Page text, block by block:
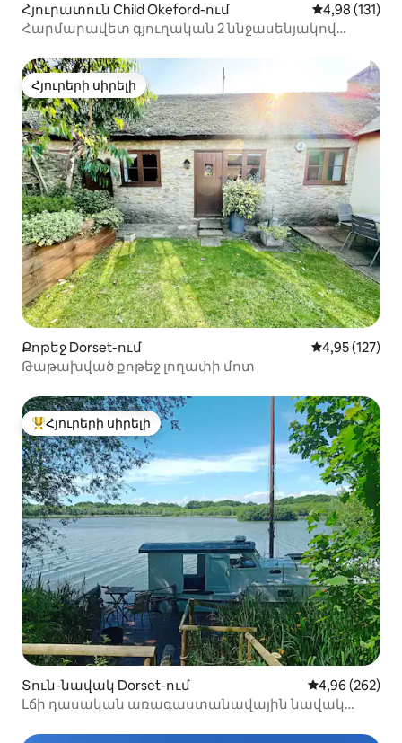
Հյուրատուն Child Okeford-ում Միջին
4,98 (131)
Հարմարավետ գյուղական 2 ննջասենյակով
Հյուրերի սիրելի
Հյուրերի սիրելի
Քոթեջ Dorset-ում Միջին
4,95 (127)
Թաթախված քոթեջ լողափի մոտ
Հյուրերի սիրելի լավագույն տները
Հյուրերի սիրելի
Տուն-նավակ Dorset-ում Միջին
4,96 (262)
Լճի դասական առագաստանավային նավակ